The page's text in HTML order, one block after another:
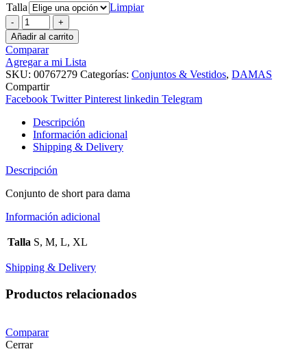
Talla
Limpiar
Conjunto
de
short
para
dama
cantidad
Añadir al carrito
Comparar
Agregar a mi Lista
SKU: 00767279 Categorías: Conjuntos & Vestidos, DAMAS
Compartir
Facebook Twitter Pinterest linkedin Telegram
Descripción
Información adicional
Shipping & Delivery
Descripción
Conjunto de short para dama
Información adicional
Talla S, M, L, XL
Shipping & Delivery
Productos relacionados
Comparar
Cerrar